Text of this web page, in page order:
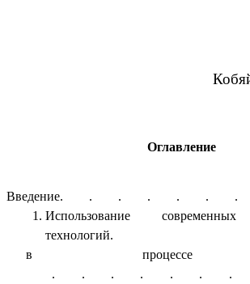
Кобяй,
Оглавление
Введение. . . . .
Использование современных
технологий.
в процессе
. . . . . .